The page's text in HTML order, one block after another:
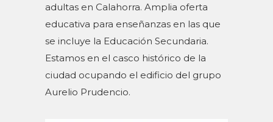
adultas en Calahorra. Amplia oferta
educativa para enseñanzas en las que
se incluye la Educación Secundaria.
Estamos en el casco histórico de la
ciudad ocupando el edificio del grupo
Aurelio Prudencio.